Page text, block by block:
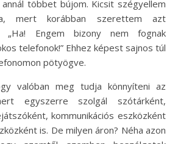
többet bújom. Kicsit szégyellem
mert korábban szerettem azt
„Ha! Engem bizony nem fognak
telefonok!” Ehhez képest sajnos túl
pötyögve.
valóban meg tudja könnyíteni az
egyszerre szolgál szótárként,
kommunikációs eszközként
is. De milyen áron? Néha azon